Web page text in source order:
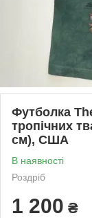
Футболка
тропічних
см), США
В наявності
Роздріб
1 200 ₴